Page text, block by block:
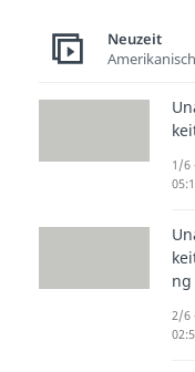
es
Neuzeit
1/6
ng
2/6